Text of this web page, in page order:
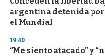
o
f
3
s
e
argentina detenida por
el Mundial
19:40
“Me siento atacado” y